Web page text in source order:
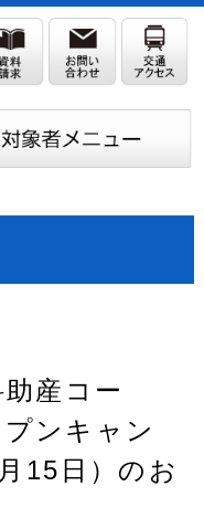
産コー
ンキャン
15日）のお